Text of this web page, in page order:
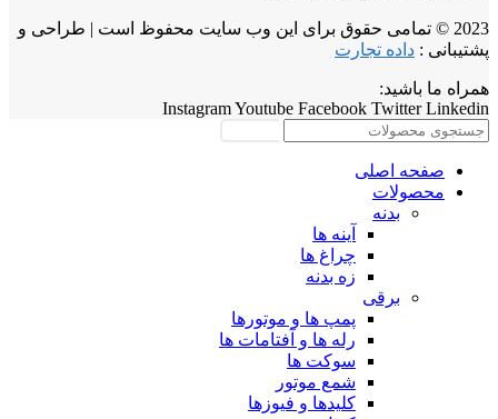
2023 © تمامی حقوق برای این وب سایت محفوظ است | طراحی و
پشتیبانی : داده تجارت
همراه ما باشید:
InstagramYoutube Facebook Twitter Linkedin
صفحه اصلی
محصولات
بدنه
آینه ها
چراغ ها
زه بدنه
برقی
پمپ ها و موتورها
رله ها و آفتامات ها
سوکت ها
شمع موتور
کلیدها و فیوزها